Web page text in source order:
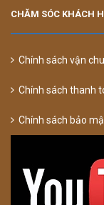
CHĂM SÓC KHÁCH
Chính sách vận
Chính sách thanh
Chính sách bảo